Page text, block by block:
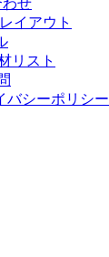
わせ
イアウト
リスト
バシーポリシー